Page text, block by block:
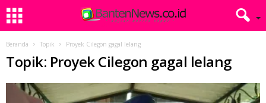
Beranda Topik Proyek Cilegon gagal lelang
Topik: Proyek Cilegon gagal lelang